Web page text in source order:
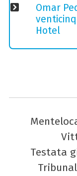
Omar
Hotel
Testata